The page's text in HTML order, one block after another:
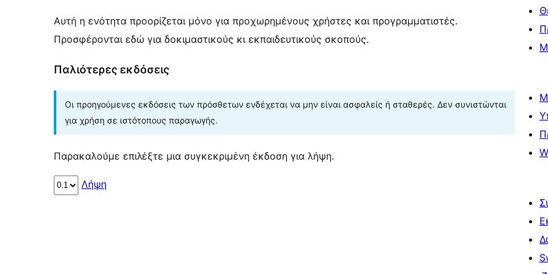
Αυτή η ενότητα προορίζεται μόνο για προχωρημένους χρήστες και προγραμματιστές.
Προσφέρονται εδώ για δοκιμαστικούς κι εκπαιδευτικούς σκοπούς.
Παλιότερες εκδόσεις
Οι προηγούμενες εκδόσεις των πρόσθετων ενδέχεται να μην είναι ασφαλείς ή σταθερές. Δεν συνιστώνται
για χρήση σε ιστότοπους παραγωγής.
Παρακαλούμε επιλέξτε μια συγκεκριμένη έκδοση για λήψη.
Λήψη